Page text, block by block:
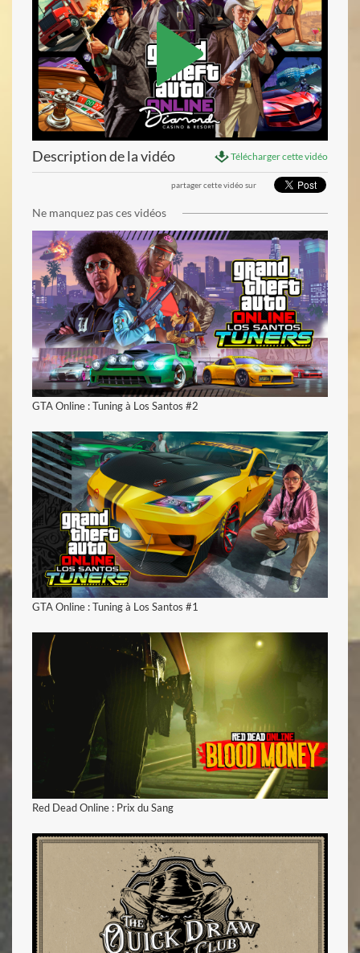
Télécharger cette vidéo
Description de la vidéo
partager cette vidéo sur
Ne manquez pas ces vidéos
voir la vidéo
GTA Online : Tuning à Los Santos #2
voir la vidéo
GTA Online : Tuning à Los Santos #1
voir la vidéo
Red Dead Online : Prix du Sang
voir la vidéo